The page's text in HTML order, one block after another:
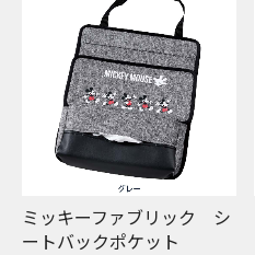
ミッキーファブリック シ
ートバックポケット